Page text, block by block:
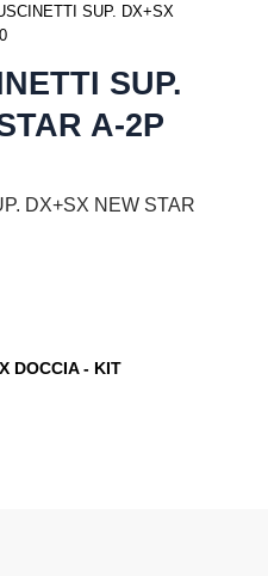
SUP. DX+SX
SUP.
A-2P
DX+SX NEW STAR
DOCCIA - KIT